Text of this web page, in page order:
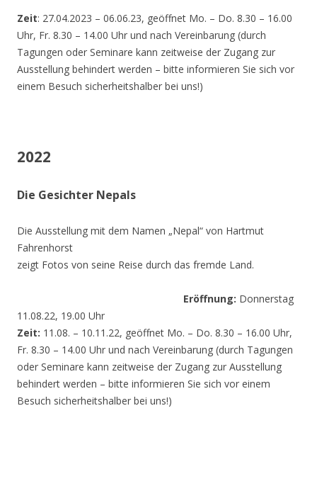
Zeit: 27.04.2023 – 06.06.23, geöffnet Mo. – Do. 8.30 – 16.00
Uhr, Fr. 8.30 – 14.00 Uhr und nach Vereinbarung (durch
Tagungen oder Seminare kann zeitweise der Zugang zur
Ausstellung behindert werden – bitte informieren Sie sich vor
einem Besuch sicherheitshalber bei uns!)
2022
Die Gesichter Nepals
Die Ausstellung mit dem Namen „Nepal“ von Hartmut
Fahrenhorst
zeigt Fotos von seine Reise durch das fremde Land.
Eröffnung: Donnerstag
11.08.22, 19.00 Uhr
Zeit: 11.08. – 10.11.22, geöffnet Mo. – Do. 8.30 – 16.00 Uhr,
Fr. 8.30 – 14.00 Uhr und nach Vereinbarung (durch Tagungen
oder Seminare kann zeitweise der Zugang zur Ausstellung
behindert werden – bitte informieren Sie sich vor einem
Besuch sicherheitshalber bei uns!)